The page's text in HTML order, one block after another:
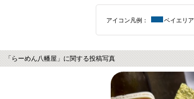
アイコン凡例： ベイエリア
「らーめん八幡屋」に関する投稿写真